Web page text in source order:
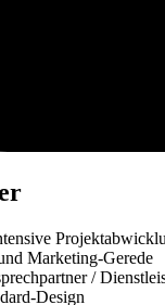
Marketing-Gerede
/
Design